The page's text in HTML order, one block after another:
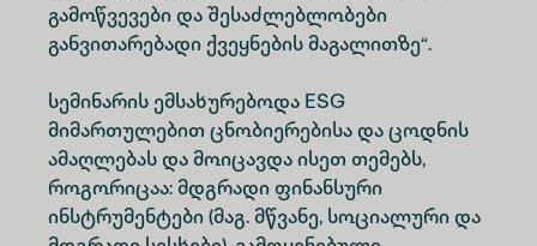
გამოწვევები და შესაძლებლობები
განვითარებადი ქვეყნების მაგალითზე“.
სემინარის ემსახურებოდა ESG
მიმართულებით ცნობიერებისა და ცოდნის
ამაღლებას და მოიცავდა ისეთ თემებს,
როგორიცაა: მდგრადი ფინანსური
ინსტრუმენტები (მაგ. მწვანე, სოციალური და